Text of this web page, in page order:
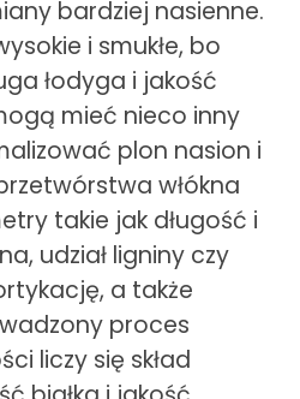
bardziej nasienne.
i smukłe, bo
łodyga i jakość
mieć nieco inny
plon nasion i
włókna
takie jak długość i
udział ligniny czy
a także
proces
liczy się skład